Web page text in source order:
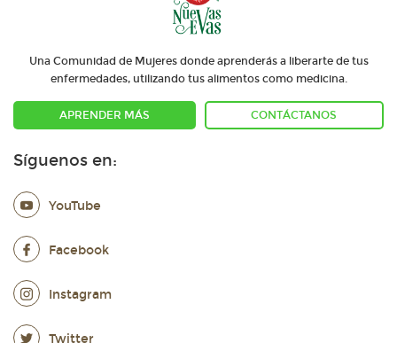
Una Comunidad de Mujeres donde aprenderás a liberarte de tus
enfermedades, utilizando tus alimentos como medicina.
APRENDER MÁS CONTÁCTANOS
Síguenos en:
YouTube
Facebook
Instagram
Twitter